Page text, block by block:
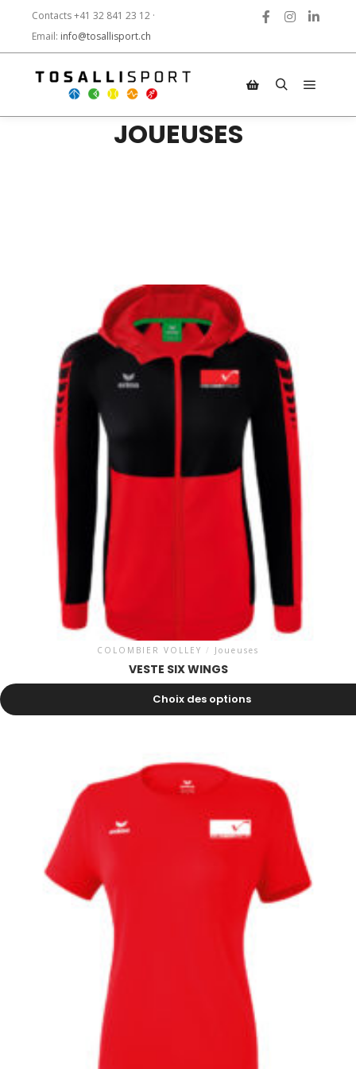
Contacts +41 32 841 23 12 ·
Email: info@tosallisport.ch
JOUEUSES
COLOMBIER VOLLEY / Joueuses
VESTE SIX WINGS
52.50
Choix des options